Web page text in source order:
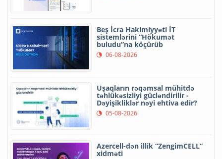
Beş İcra Hakimiyyəti İT
sistemlərini “Hökumət
buludu”na köçürüb
06-08-2026
Uşaqların rəqəmsal mühitdə
təhlükəsizliyi gücləndirilir -
Dəyişikliklər nəyi ehtiva edir?
05-08-2026
Azercell-dən illik “ZengimCELL”
xidməti